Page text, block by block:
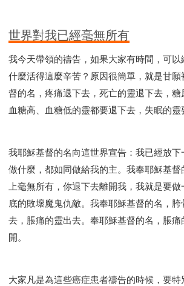
世界對我已經毫無所有
我今天帶領的禱告，如果大家有時間，可
什麼活得這麼辛苦？原因很簡單，就是甘
督的名，疼痛退下去，死亡的靈退下去，糖
血糖高、血糖低的靈都要退下去，失眠的靈
我耶穌基督的名向這世界宣告：我已經放
做什麼，都如同做給我的主。我奉耶穌基
上毫無所有，你退下去離開我，我就是要
底的敗壞魔鬼仇敵。我奉耶穌基督的名，胯
去，脹痛的靈出去。奉耶穌基督的名，脹
開。
大家凡是為這些癌症患者禱告的時候，要